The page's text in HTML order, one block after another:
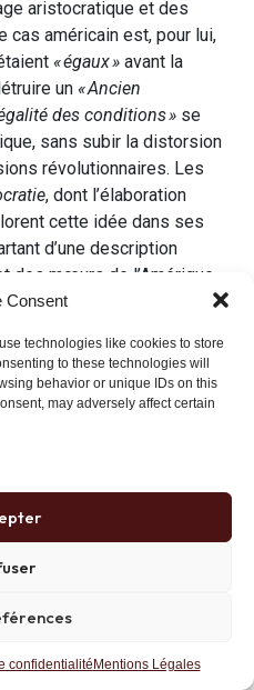
Consent
technologies like cookies to store
to these technologies will
behavior or unique IDs on this
may adversely affect certain
confidentialité Mentions Légales
aristocratique et des
cas américain est, pour lui,
« égaux » avant la
un « Ancien
des conditions » se
sans subir la distorsion
révolutionnaires. Les
, dont l’élaboration
cette idée dans ses
d’une description
des mœurs de l’Amérique
réflexion générale sur la
des notes de voyage de
en possession de son
La puissance de son
saisir l’importance de
des précédents
comment la démocratie
les hommes. En même
que le peuple américain
dont les rapports avec les
Indiens sont en quelque
Et l’esclavage des